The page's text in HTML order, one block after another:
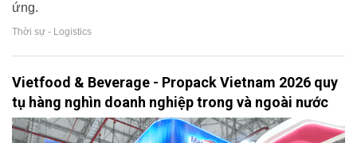
ứng.
Thời sự - Logistics
Vietfood & Beverage - Propack Vietnam 2026 quy
tụ hàng nghìn doanh nghiệp trong và ngoài nước